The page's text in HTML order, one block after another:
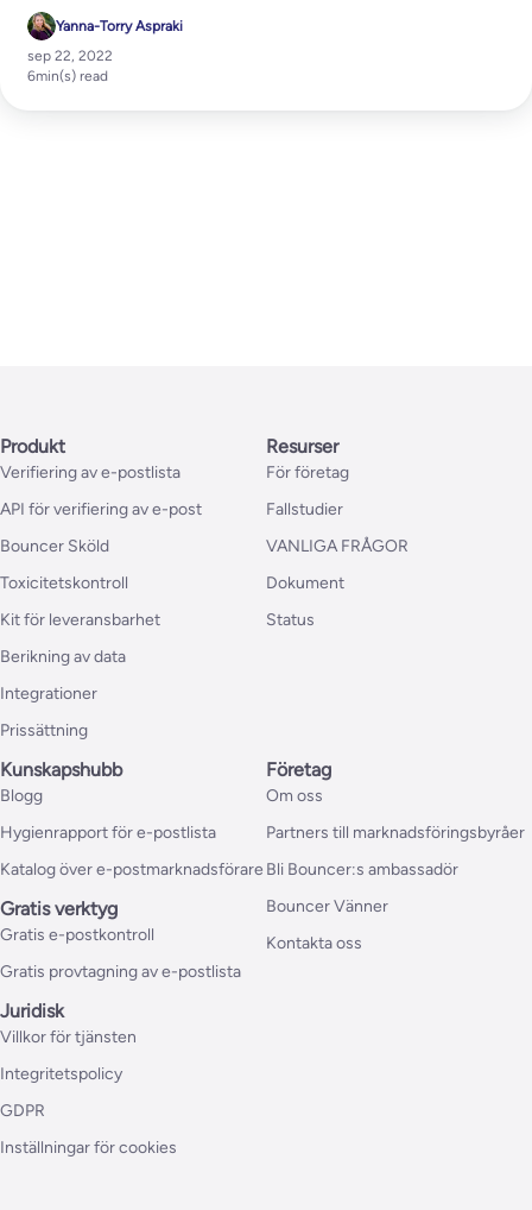
Yanna-Torry Aspraki
sep 22, 2022
6min(s) read
Produkt
Verifiering av e-postlista
API för verifiering av e-post
Bouncer Sköld
Toxicitetskontroll
Kit för leveransbarhet
Berikning av data
Integrationer
Prissättning
Resurser
För företag
Fallstudier
VANLIGA FRÅGOR
Dokument
Status
Kunskapshubb
Blogg
Hygienrapport för e-postlista
Katalog över e-postmarknadsförare
Gratis verktyg
Gratis e-postkontroll
Gratis provtagning av e-postlista
Företag
Om oss
Partners till marknadsföringsbyråer
Bli Bouncer:s ambassadör
Bouncer Vänner
Kontakta oss
Juridisk
Villkor för tjänsten
Integritetspolicy
GDPR
Inställningar för cookies